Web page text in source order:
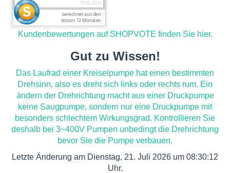
Kundenbewertungen auf SHOPVOTE finden Sie hier.
Gut zu Wissen!
Das Laufrad einer Kreiselpumpe hat einen bestimmten
Drehsinn, also es dreht sich links oder rechts rum. Ein
ändern der Drehrichtung macht aus einer Druckpumpe
keine Saugpumpe, sondern nur eine Druckpumpe mit
besonders schlechtem Wirkungsgrad. Kontrollieren Sie
deshalb bei 3~400V Pumpen unbedingt die Drehrichtung
bevor Sie die Pumpe verbauen.
Letzte Änderung am Dienstag, 21. Juli 2026 um 08:30:12
Uhr.